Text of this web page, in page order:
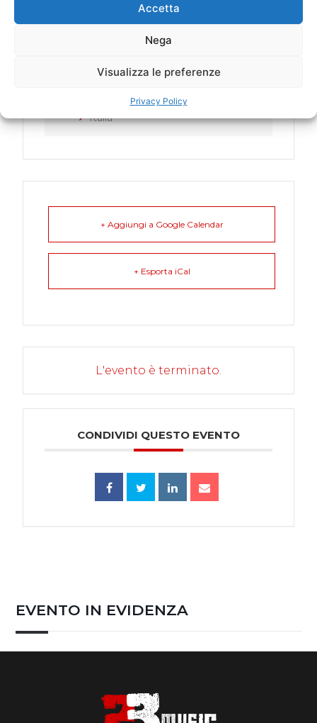
Accetta
Nega
Visualizza le preferenze
Privacy Policy
Italia
+ Aggiungi a Google Calendar
+ Esporta iCal
L'evento è terminato.
CONDIVIDI QUESTO EVENTO
EVENTO IN EVIDENZA